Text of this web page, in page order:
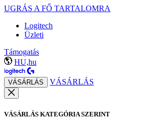
UGRÁS A FŐ TARTALOMRA
Logitech
Üzleti
Támogatás
HU,hu
VÁSÁRLÁS VÁSÁRLÁS
VÁSÁRLÁS KATEGÓRIA SZERINT